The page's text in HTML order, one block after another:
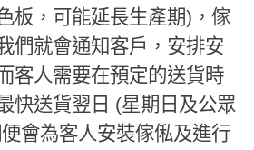
板，可能延長生產期)，傢
們就會通知客戶，安排安
客人需要在預定的送貨時
快送貨翌日 (星期日及公眾
會為客人安裝傢俬及進行